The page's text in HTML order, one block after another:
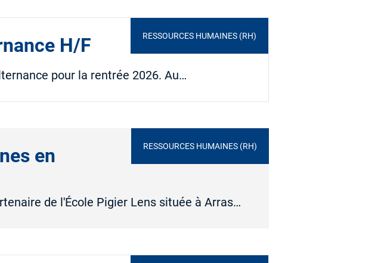
H/F RESSOURCES HUMAINES (RH)
pour la rentrée 2026. Au…
en RESSOURCES HUMAINES (RH)
de l'École Pigier Lens située à Arras…